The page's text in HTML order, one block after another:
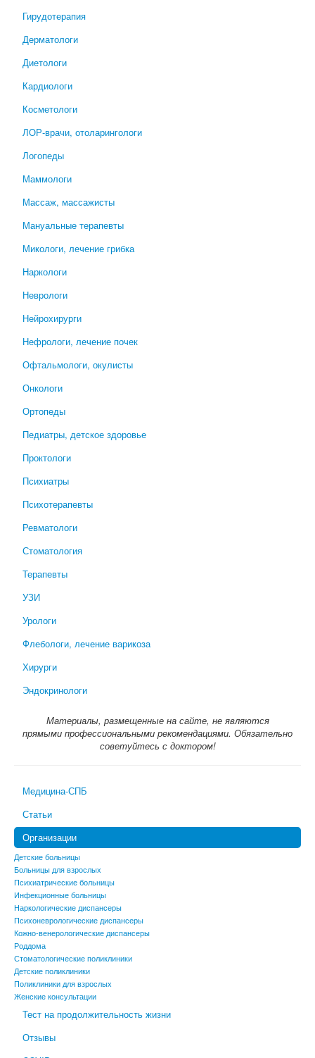
Гирудотерапия
Дерматологи
Диетологи
Кардиологи
Косметологи
ЛОР-врачи, отоларингологи
Логопеды
Маммологи
Массаж, массажисты
Мануальные терапевты
Микологи, лечение грибка
Наркологи
Неврологи
Нейрохирурги
Нефрологи, лечение почек
Офтальмологи, окулисты
Онкологи
Ортопеды
Педиатры, детское здоровье
Проктологи
Психиатры
Психотерапевты
Ревматологи
Стоматология
Терапевты
УЗИ
Урологи
Флебологи, лечение варикоза
Хирурги
Эндокринологи
Материалы, размещенные на сайте, не являются
прямыми профессиональными рекомендациями. Обязательно
советуйтесь с доктором!
Медицина-СПБ
Статьи
Организации
Детские больницы
Больницы для взрослых
Психиатрические больницы
Инфекционные больницы
Наркологические диспансеры
Психоневрологические диспансеры
Кожно-венерологические диспансеры
Роддома
Стоматологические поликлиники
Детские поликлиники
Поликлиники для взрослых
Женские консультации
Тест на продолжительность жизни
Отзывы